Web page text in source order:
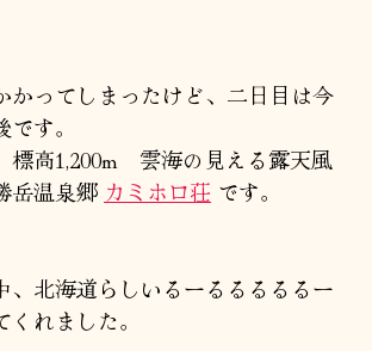
かってしまったけど、二日目は今
す。
標高1,200m 雲海の見える露天風
岳温泉郷 カミホロ荘 です。
、北海道らしいるーるるるるるー
れました。